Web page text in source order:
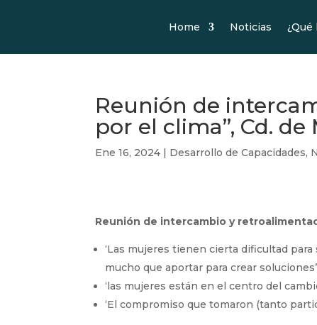
Home Noticias ¿Qué
Reunión de
por el clima”, Cd. de
Ene 16, 2024 | Desarrollo de Capacidades,
Reunión de intercambio y
‘Las mujeres tienen cierta dificultad
mucho que aportar para crear
‘las mujeres están en el centro del
‘El compromiso que tomaron (tanto